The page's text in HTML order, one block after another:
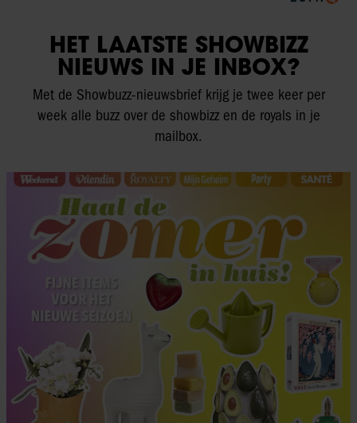
HET LAATSTE SHOWBIZZ
NIEUWS IN JE INBOX?
Met de Showbuzz-nieuwsbrief krijg je twee keer per
week alle buzz over de showbizz en de royals in je
mailbox.